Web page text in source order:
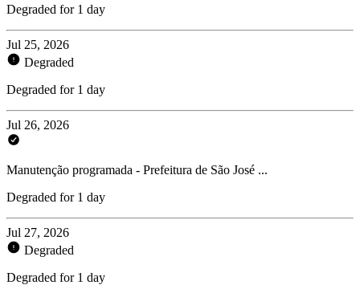
Degraded for 1 day
Jul 25, 2026
Degraded
Degraded for 1 day
Jul 26, 2026
Manutenção programada - Prefeitura de São José ...
Degraded for 1 day
Jul 27, 2026
Degraded
Degraded for 1 day